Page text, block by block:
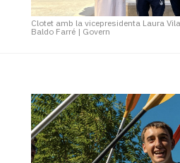
Clotet amb la vicepresidenta Laura
Baldo Farré | Govern